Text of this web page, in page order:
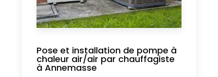
Pose et installation de pompe à
chaleur air/air par chauffagiste
à Annemasse